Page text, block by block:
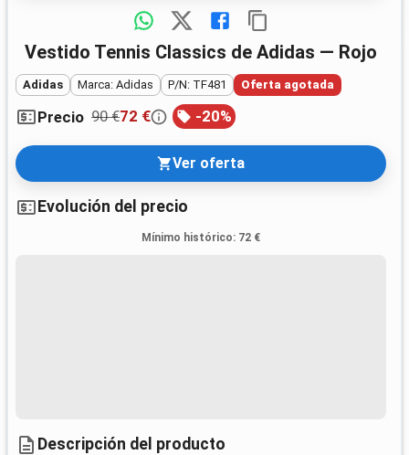
Vestido Tennis Classics de Adidas — Rojo
Adidas Marca: Adidas P/N: TF481 Oferta agotada
Precio 90 €72 € -20%
Ver oferta
Evolución del precio
Mínimo histórico: 72 €
Descripción del producto